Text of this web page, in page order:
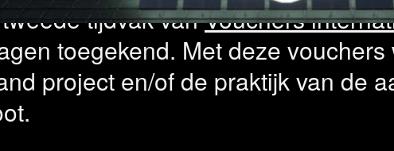
tijdvak vanVouchers
toegekend. Met deze
project en/of de praktijk van de